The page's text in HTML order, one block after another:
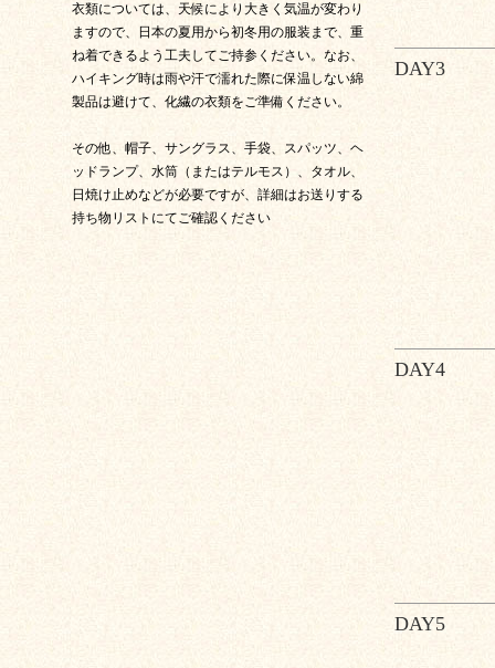
衣類については、天候により大きく気温が変わり
ますので、日本の夏用から初冬用の服装まで、重
ね着できるよう工夫してご持参ください。なお、
ハイキング時は雨や汗で濡れた際に保温しない綿
製品は避けて、化繊の衣類をご準備ください。
その他、帽子、サングラス、手袋、スパッツ、ヘ
ッドランプ、水筒（またはテルモス）、タオル、
日焼け止めなどが必要ですが、詳細はお送りする
持ち物リストにてご確認ください
DAY3
DAY4
DAY5